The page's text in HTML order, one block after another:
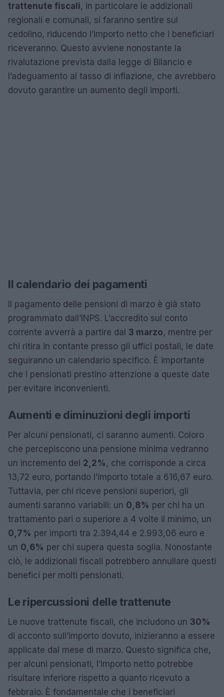
trattenute fiscali, in particolare le addizionali
regionali e comunali, si faranno sentire sul
cedolino, riducendo l’importo netto che i beneficiari
riceveranno. Questo avviene nonostante la
rivalutazione prevista dalla legge di Bilancio e
l’adeguamento al tasso di inflazione, che avrebbero
dovuto garantire un aumento degli importi.
Il calendario dei pagamenti
Il pagamento delle pensioni di marzo è già stato
programmato dall’INPS. L’accredito sul conto
corrente avverrà a partire dal 3 marzo, mentre per
chi ritira in contante presso gli uffici postali, le date
seguiranno un calendario specifico. È importante
che i pensionati prestino attenzione a queste date
per evitare inconvenienti.
Aumenti e diminuzioni degli importi
Per alcuni pensionati, ci saranno aumenti. Coloro
che percepiscono una pensione minima vedranno
un incremento del 2,2% , che corrisponde a circa
13,72 euro, portando l’importo totale a 616,67 euro.
Tuttavia, per chi riceve pensioni superiori, gli
aumenti saranno variabili: un 0,8% per chi ha un
trattamento pari o superiore a 4 volte il minimo, un
0,7% per importi tra 2.394,44 e 2.993,06 euro e
un 0,6% per chi supera questa soglia. Nonostante
ciò, le addizionali fiscali potrebbero annullare questi
benefici per molti pensionati.
Le ripercussioni delle trattenute
Le nuove trattenute fiscali, che includono un 30%
di acconto sull’importo dovuto, inizieranno a essere
applicate dal mese di marzo. Questo significa che,
per alcuni pensionati, l’importo netto potrebbe
risultare inferiore rispetto a quanto ricevuto a
febbraio. È fondamentale che i beneficiari